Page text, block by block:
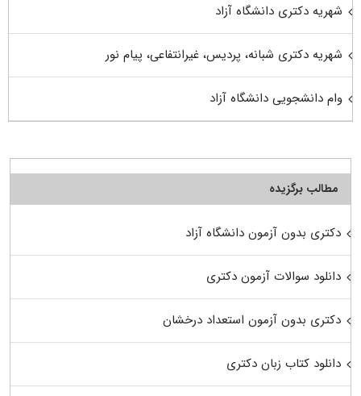
شهریه دکتری دانشگاه آزاد
شهریه دکتری شبانه، پردیس، غیرانتفاعی، پیام نور
وام دانشجویی دانشگاه آزاد
مطالب برگزیده
دکتری بدون آزمون دانشگاه آزاد
دانلود سوالات آزمون دکتری
دکتری بدون آزمون استعداد درخشان
دانلود کتاب زبان دکتری